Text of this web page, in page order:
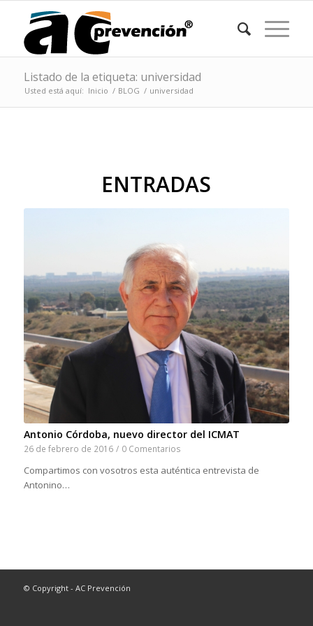
Listado de la etiqueta: universidad
Usted está aquí: Inicio / BLOG / universidad
ENTRADAS
Antonio Córdoba, nuevo director del ICMAT
26 de febrero de 2016 / 0 Comentarios
Compartimos con vosotros esta auténtica entrevista de
Antonino…
© Copyright - AC Prevención